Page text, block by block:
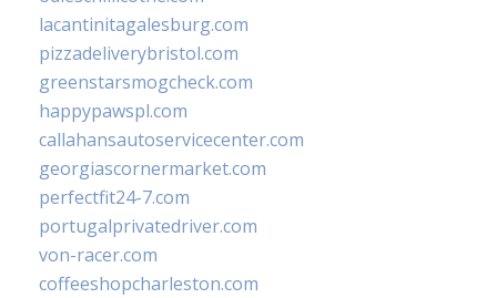
lacantinitagalesburg.com
pizzadeliverybristol.com
greenstarsmogcheck.com
happypawspl.com
callahansautoservicecenter.com
georgiascornermarket.com
perfectfit24-7.com
portugalprivatedriver.com
von-racer.com
coffeeshopcharleston.com